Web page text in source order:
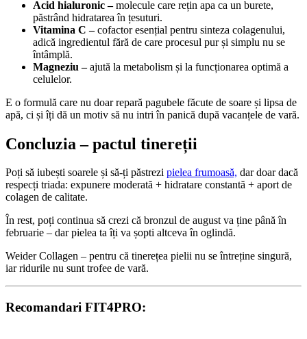
Acid hialuronic –molecule care rețin apa ca un burete,
păstrând hidratarea în țesuturi.
Vitamina C –cofactor esențial pentru sinteza colagenului,
adică ingredientul fără de care procesul pur și simplu nu se
întâmplă.
Magneziu –ajută la metabolism și la funcționarea optimă a
celulelor.
E o formulă care nu doar repară pagubele făcute de soare și lipsa de
apă, ci și îți dă un motiv să nu intri în panică după vacanțele de vară.
Concluzia – pactul tinereții
Poți să iubești soarele și să-ți păstrezi pielea frumoasă, dar doar dacă
respecți triada: expunere moderată + hidratare constantă + aport de
colagen de calitate.
În rest, poți continua să crezi că bronzul de august va ține până în
februarie – dar pielea ta îți va șopti altceva în oglindă.
Weider Collagen – pentru că tinerețea pielii nu se întreține singură,
iar ridurile nu sunt trofee de vară.
Recomandari FIT4PRO: